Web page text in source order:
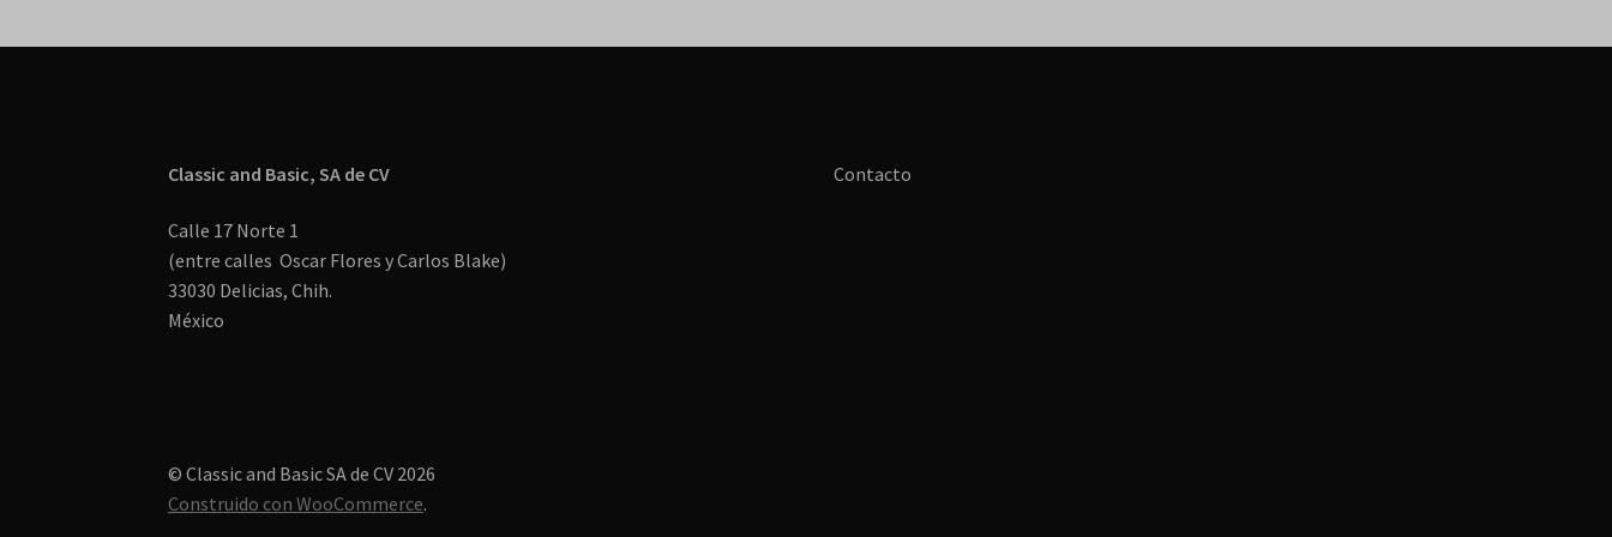
Classic and Basic, SA de CV
Calle 17 Norte 1
(entre calles Oscar Flores y Carlos Blake)
33030 Delicias, Chih.
México
Contacto
© Classic and Basic SA de CV 2026
Construido con WooCommerce.